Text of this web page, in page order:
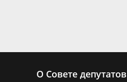
О Совете депутатов